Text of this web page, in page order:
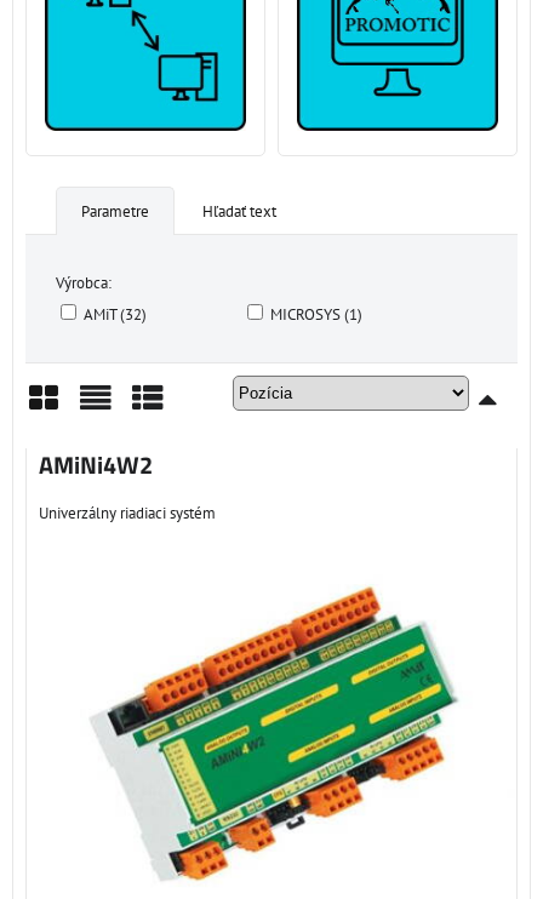
Parametre Hľadať text
Výrobca:
AMiT (32)
MICROSYS (1)
Mriežka
AMiNi4W2
Univerzálny riadiaci systém